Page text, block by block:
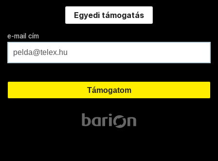
Egyedi támogatás
e-mail cím